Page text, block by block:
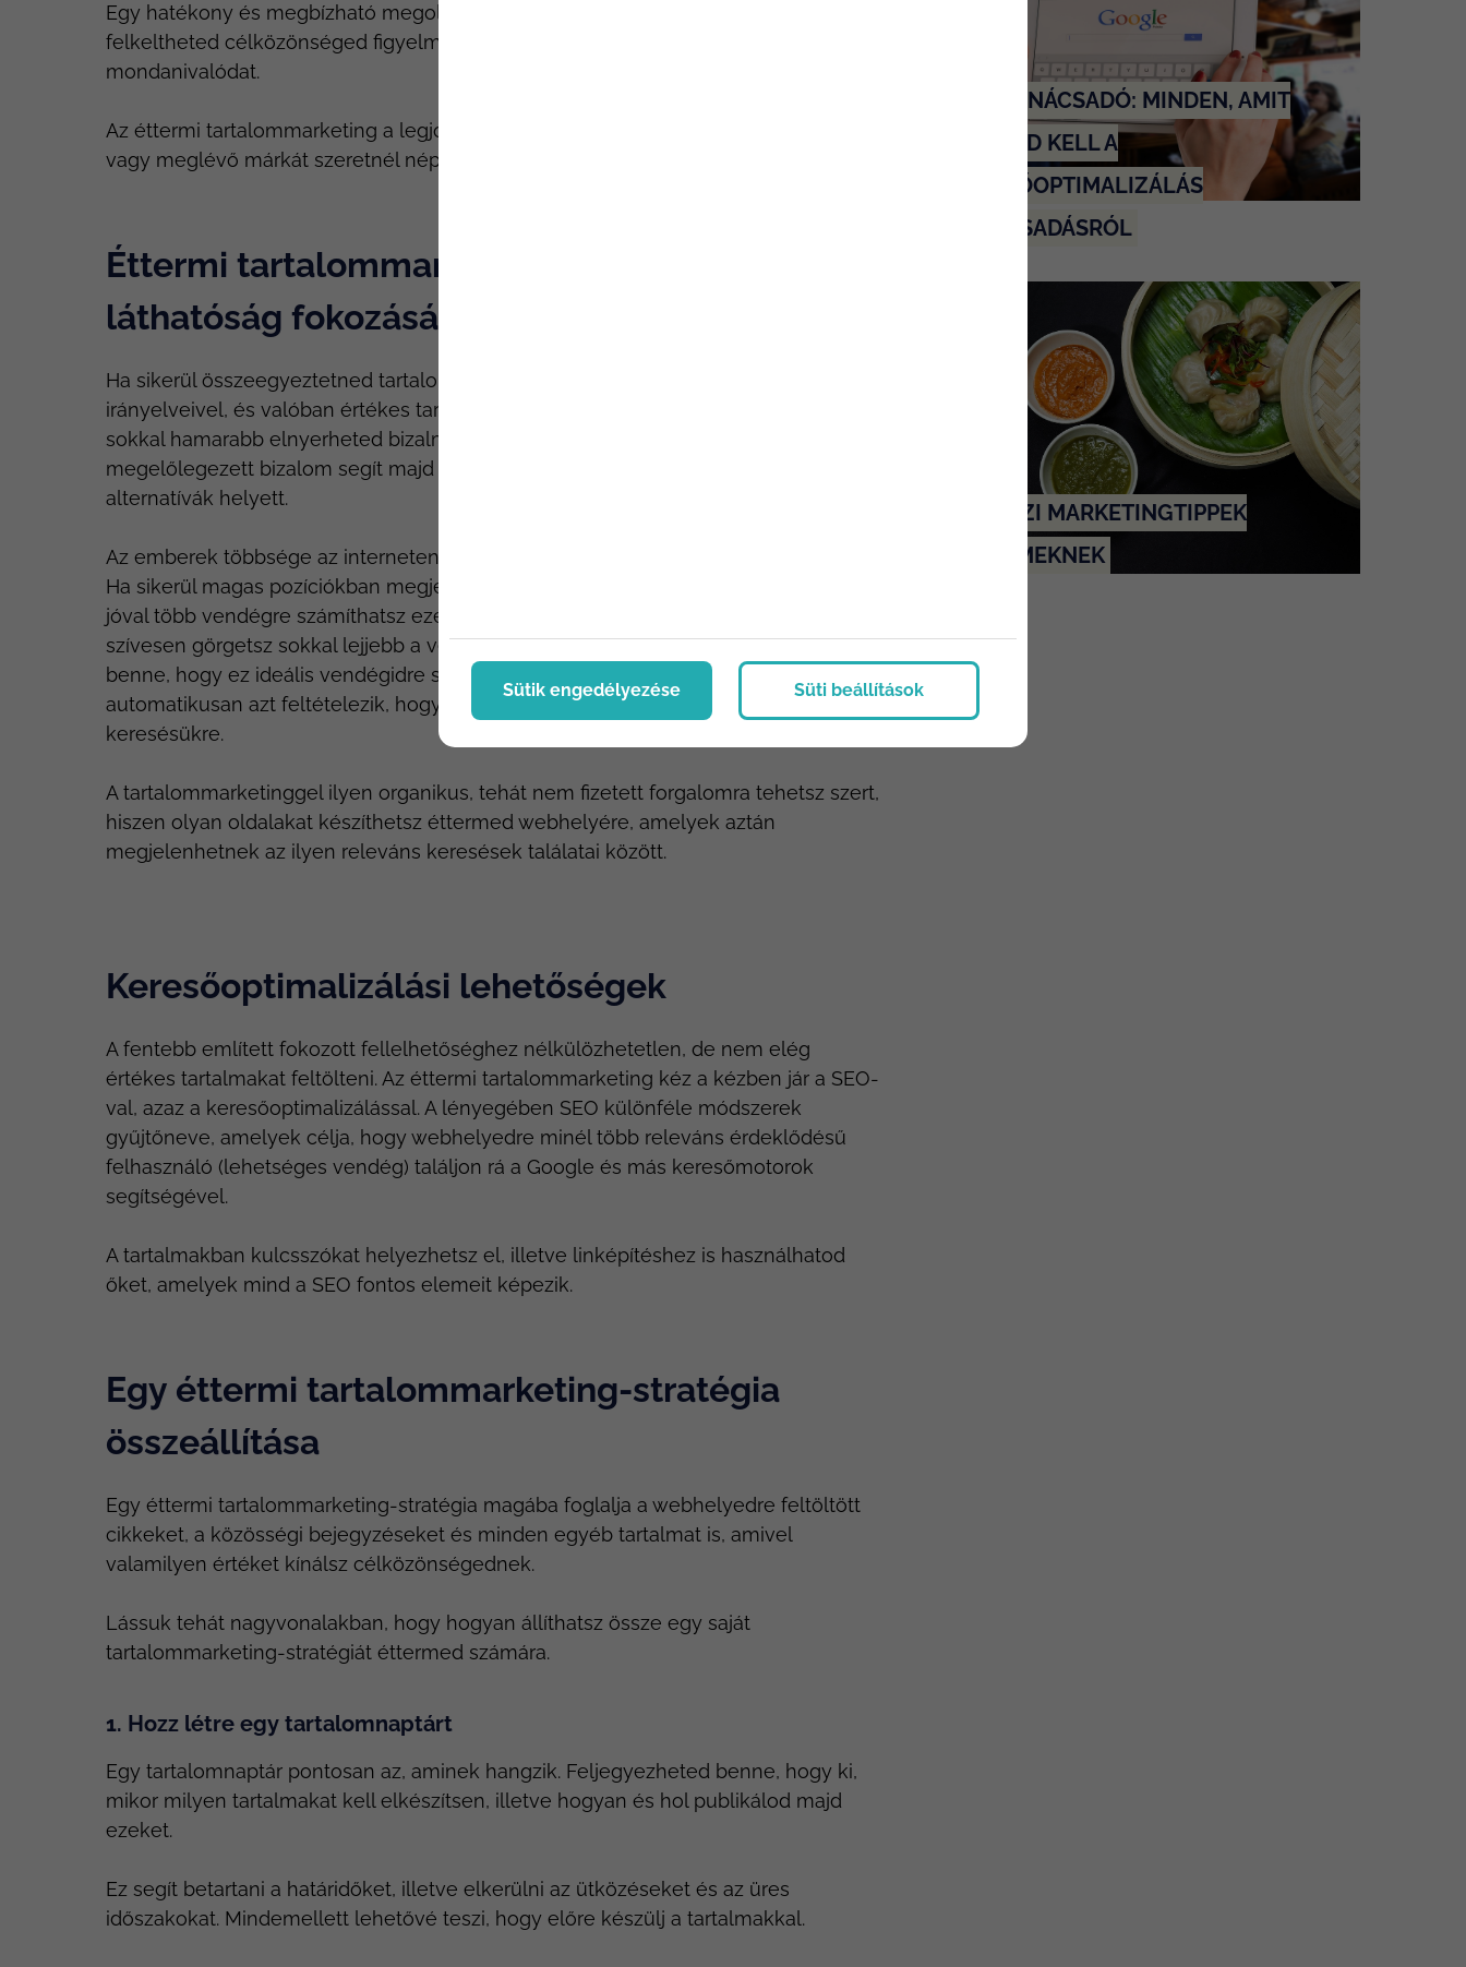
Egy hatékony és megbízható megoldásra lesz tehát szükséged, amivel nem csak
felkeltheted célközönséged figyelmét, hanem emészthetővé is teheted számukra
mondanivalódat.
Az éttermi tartalommarketing a legjobb módszer erre, függetlenül attól, hogy egy új
vagy meglévő márkát szeretnél népszerűsíteni.
Éttermi tartalommarketinggel a hitelesség és
láthatóság fokozásáért
Ha sikerül összeegyeztetned tartalommarketingedet éttermed átfogó márkaépítési
irányelveivel, és valóban értékes tartalmakat kínálsz közönségednek, akkor ezzel
sokkal hamarabb elnyerheted bizalmukat, mint más módszerekkel. Ez a
megelőlegezett bizalom segít majd abban, hogy a te éttermedet válasszák az
alternatívák helyett.
Az emberek többsége az interneten nézelődik, amikor étterembe szeretne menni.
Ha sikerül magas pozíciókban megjelenned a Google keresőtalálatai között, akkor
jóval több vendégre számíthatsz ezen a csatornán keresztül. Bizonyára te sem
szívesen görgetsz sokkal lejjebb a végtelenített találati listákon – biztos lehetsz
benne, hogy ez ideális vendégidre sem jellemző. Az emberek általában
automatikusan azt feltételezik, hogy az első néhány találat a legjobb a
keresésükre.
A tartalommarketinggel ilyen organikus, tehát nem fizetett forgalomra tehetsz szert,
hiszen olyan oldalakat készíthetsz éttermed webhelyére, amelyek aztán
megjelenhetnek az ilyen releváns keresések találatai között.
Keresőoptimalizálási lehetőségek
A fentebb említett fokozott fellelhetőséghez nélkülözhetetlen, de nem elég
értékes tartalmakat feltölteni. Az éttermi tartalommarketing kéz a kézben jár a SEO-
val, azaz a keresőoptimalizálással. A lényegében SEO különféle módszerek
gyűjtőneve, amelyek célja, hogy webhelyedre minél több releváns érdeklődésű
felhasználó (lehetséges vendég) találjon rá a Google és más keresőmotorok
segítségével.
A tartalmakban kulcsszókat helyezhetsz el, illetve linképítéshez is használhatod
őket, amelyek mind a SEO fontos elemeit képezik.
Egy éttermi tartalommarketing-stratégia
összeállítása
Egy éttermi tartalommarketing-stratégia magába foglalja a webhelyedre feltöltött
cikkeket, a közösségi bejegyzéseket és minden egyéb tartalmat is, amivel
valamilyen értéket kínálsz célközönségednek.
Lássuk tehát nagyvonalakban, hogy hogyan állíthatsz össze egy saját
tartalommarketing-stratégiát éttermed számára.
1. Hozz létre egy tartalomnaptárt
Egy tartalomnaptár pontosan az, aminek hangzik. Feljegyezheted benne, hogy ki,
mikor milyen tartalmakat kell elkészítsen, illetve hogyan és hol publikálod majd
ezeket.
Ez segít betartani a határidőket, illetve elkerülni az ütközéseket és az üres
időszakokat. Mindemellett lehetővé teszi, hogy előre készülj a tartalmakkal.
SEO TANÁCSADÓ: MINDEN, AMIT
TUDNOD KELL A
KERESŐOPTIMALIZÁLÁS
TANÁCSADÁSRÓL
TAVASZI MARKETINGTIPPEK
ÉTTERMEKNEK
Sütik engedélyezése Süti beállítások